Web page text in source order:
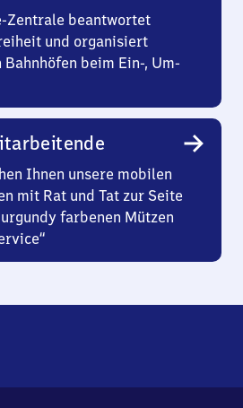
Zentrale beantwortet
und organisiert
beim Ein-, Um-
Ihnen unsere mobilen
mit Rat und Tat zur Seite
farbenen Mützen